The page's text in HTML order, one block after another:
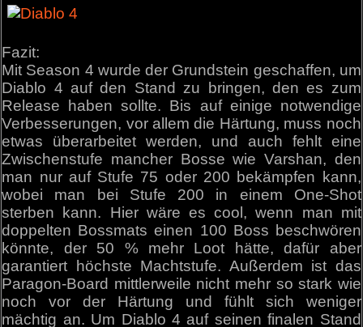
Fazit:
Mit Season 4 wurde der Grundstein geschaffen, um
Diablo 4 auf den Stand zu bringen, den es zum
Release haben sollte. Bis auf einige notwendige
Verbesserungen, vor allem die Härtung, muss noch
etwas überarbeitet werden, und auch fehlt eine
Zwischenstufe mancher Bosse wie Varshan, den
man nur auf Stufe 75 oder 200 bekämpfen kann,
wobei man bei Stufe 200 in einem One-Shot
sterben kann. Hier wäre es cool, wenn man mit
doppelten Bossmats einen 100 Boss beschwören
könnte, der 50 % mehr Loot hätte, dafür aber
garantiert höchste Machtstufe. Außerdem ist das
Paragon-Board mittlerweile nicht mehr so stark wie
noch vor der Härtung und fühlt sich weniger
mächtig an. Um Diablo 4 auf seinen finalen Stand